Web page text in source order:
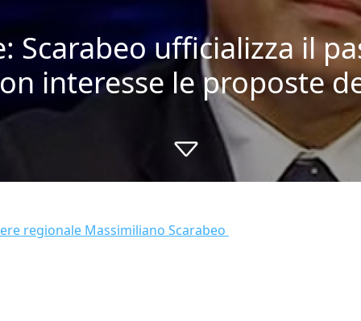
Scarabeo ufficializza il
interesse le proposte
regionale Massimiliano Scarabeo